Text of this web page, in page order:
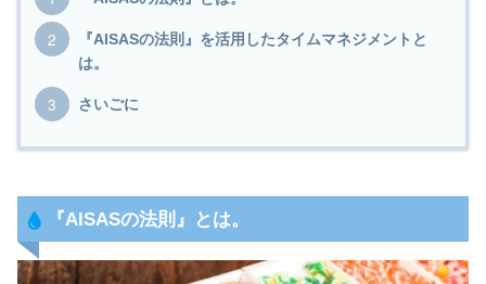
『AISASの法則』を活用したタイムマネジメントと
は。
さいごに
『AISASの法則』とは。